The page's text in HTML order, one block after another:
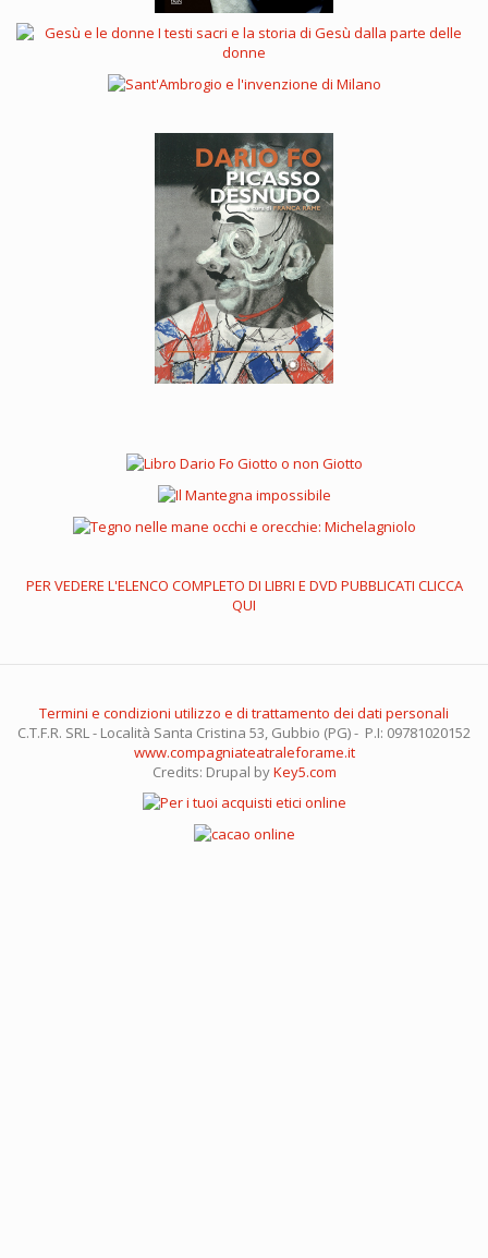
PER VEDERE L'ELENCO COMPLETO DI LIBRI E DVD PUBBLICATI CLICCA
QUI
Termini e condizioni utilizzo e di trattamento dei dati personali
C.T.F.R. SRL - Località Santa Cristina 53, Gubbio (PG) - P.I: 09781020152
www.compagniateatraleforame.it
Credits: Drupal byKey5.com